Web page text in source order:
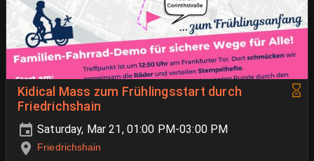
Kidical Mass zum Frühlingsstart durch
Friedrichshain
Saturday, Mar 21, 01:00 PM-03:00 PM
Friedrichshain